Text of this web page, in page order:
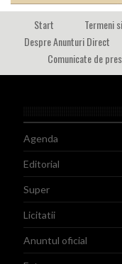
Start Termeni
Despre Anunturi Direct
Comunicate de
Agenda
Editorial
Super
Licitatii
Anuntul oficial